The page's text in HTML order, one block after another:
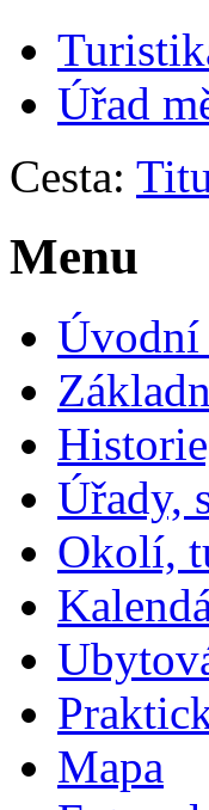
Úřad
Cesta:
Menu
Úvodní
Úřady,
Okolí,
Mapa